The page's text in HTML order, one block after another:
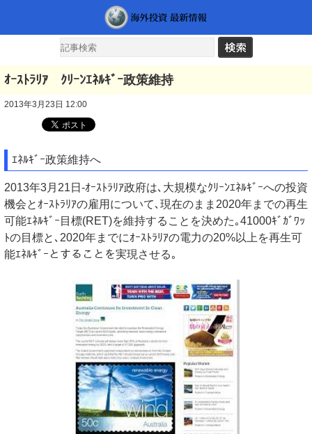
ｵｰｽﾄﾗﾘｱ ｸﾘｰﾝｴﾈﾙｷﾞｰ政策維持
2013年3月23日 12:00
ｴﾈﾙｷﾞｰ政策維持へ
2013年3月21日-ｵｰｽﾄﾗﾘｱ政府は､大規模なｸﾘｰﾝｴﾈﾙｷﾞｰへの投資
機会とｵｰｽﾄﾗﾘｱの雇用について､現在のまま2020年までの再生
可能ｴﾈﾙｷﾞｰ目標(RET)を維持することを決めた｡41000ｷﾞｶﾞﾜｯ
ﾄの目標と､2020年までにｵｰｽﾄﾗﾘｱの電力の20%以上を再生可
能ｴﾈﾙｷﾞｰとすることを実現させる｡